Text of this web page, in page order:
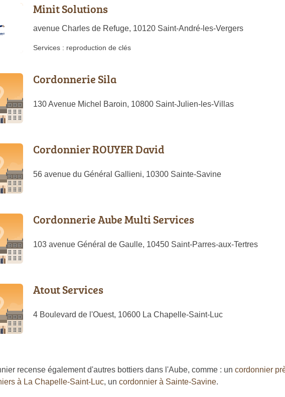
Minit Solutions
avenue Charles de Refuge, 10120 Saint-André-les-Vergers
Services : reproduction de clés
Cordonnerie Sila
130 Avenue Michel Baroin, 10800 Saint-Julien-les-Villas
Cordonnier ROUYER David
56 avenue du Général Gallieni, 10300 Sainte-Savine
Cordonnerie Aube Multi Services
103 avenue Général de Gaulle, 10450 Saint-Parres-aux-Tertres
Atout Services
4 Boulevard de l'Ouest, 10600 La Chapelle-Saint-Luc
recense également d'autres bottiers dans l'Aube, comme : un cordonnier
à La Chapelle-Saint-Luc, un cordonnier à Sainte-Savine.